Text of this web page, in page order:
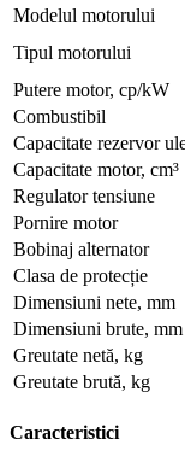
Modelul motorului
Tipul motorului
Putere motor, cp/kW
Combustibil
Capacitate rezervor
Capacitate motor, cm³
Regulator tensiune
Pornire motor
Bobinaj alternator
Clasa de protecție
Dimensiuni nete, mm
Dimensiuni brute, mm
Greutate netă, kg
Greutate brută, kg
Caracteristici